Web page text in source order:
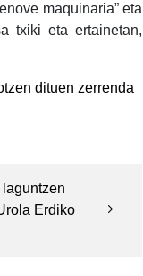
maquinaria” eta
txiki eta ertainetan,
dituen zerrenda
Erdiko